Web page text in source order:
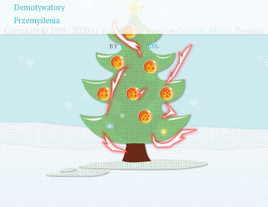
Demotywatory
Przemyślenia
Copyright © 1995 - 2020 by volix. Theme based on Caroline Moore . Powered
byWordPress.